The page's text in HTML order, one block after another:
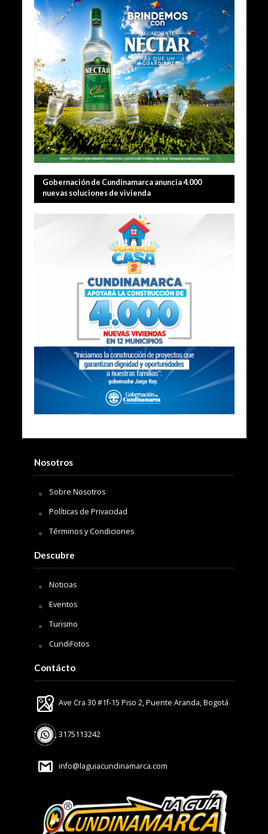
Gobernación de Cundinamarca anuncia 4.000
nuevas soluciones de vivienda
Nosotros
Sobre Nosotros
Políticas de Privacidad
Términos y Condiciones
Descubre
Noticias
Eventos
Turismo
CundiFotos
Contácto
Ave Cra 30 #1f-15 Piso 2, Puente Aranda, Bogotá
3175113242
info@laguiacundinamarca.com